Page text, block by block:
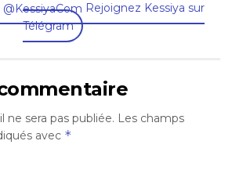
Rejoignez Kessiya sur
Télégram
ne sera pas publiée. Les champs
avec *